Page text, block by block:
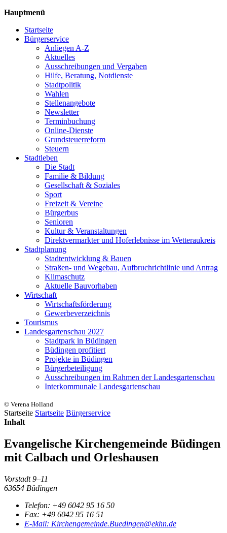
Hauptmenü
Startseite
Bürgerservice
Anliegen A-Z
Aktuelles
Ausschreibungen und Vergaben
Hilfe, Beratung, Notdienste
Stadtpolitik
Wahlen
Stellenangebote
Newsletter
Terminbuchung
Online-Dienste
Grundsteuerreform
Steuern
Stadtleben
Die Stadt
Familie & Bildung
Gesellschaft & Soziales
Sport
Freizeit & Vereine
Bürgerbus
Senioren
Kultur & Veranstaltungen
Direktvermarkter und Hoferlebnisse im Wetteraukreis
Stadtplanung
Stadtentwicklung & Bauen
Straßen- und Wegebau, Aufbruchrichtlinie und Antrag
Klimaschutz
Aktuelle Bauvorhaben
Wirtschaft
Wirtschaftsförderung
Gewerbeverzeichnis
Tourismus
Landesgartenschau 2027
Stadtpark in Büdingen
Büdingen profitiert
Projekte in Büdingen
Bürgerbeteiligung
Ausschreibungen im Rahmen der Landesgartenschau
Interkommunale Landesgartenschau
© Verena Holland
Startseite Startseite Bürgerservice
Inhalt
Evangelische Kirchengemeinde Büdingen
mit Calbach und Orleshausen
Vorstadt 9–11
63654 Büdingen
Telefon: +49 6042 95 16 50
Fax: +49 6042 95 16 51
E-Mail: Kirchengemeinde.Buedingen@ekhn.de